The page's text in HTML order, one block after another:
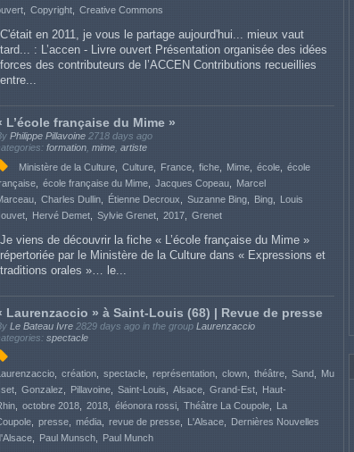
Copyright Creative Commons
C'était en 2011, je vous le partage aujourd'hui... mieux vaut
tard... : L’accen - Livre ouvert Présentation organisée des idées
forces des contributeurs de l’ACCEN Contributions recueillies
entre...
L’école française du Mime »
Philippe Pillavoine 2718 days ago
formation mime artiste
Ministère de la Culture
Culture France fiche Mime école
école
école française du Mime Jacques Copeau
Marcel
Charles Dullin Étienne Decroux Suzanne Bing Bing
Louis
Hervé Demet Sylvie Grenet 2017 Grenet
Je viens de découvrir la fiche « L’école française du Mime »
répertoriée par le Ministère de la Culture dans « Expressions et
traditions orales »… le...
Laurenzaccio » à Saint-Louis (68) | Revue de presse
Le Bateau Ivre 2829 days ago in the group Laurenzaccio
spectacle
création spectacle représentation clown théâtre Sand
Mu
Gonzalez Pillavoine Saint-Louis Alsace Grand-Est
Haut-
octobre 2018 2018 éléonora rossi Théâtre La Coupole
La
presse média revue de presse L'Alsace
Dernières Nouvelles
Paul Munsch Paul Munch